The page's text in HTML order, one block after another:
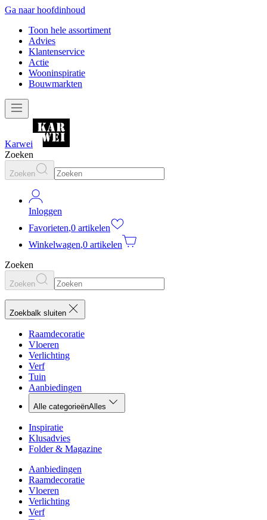
Ga naar hoofdinhoud
Toon hele assortiment
Advies
Klantenservice
Actie
Wooninspiratie
Bouwmarkten
Karwei
Zoeken
Zoeken
Inloggen
Favorieten,0 artikelen
Winkelwagen,0 artikelen
Zoeken
Zoeken
Zoekbalk sluiten
Raamdecoratie
Vloeren
Verlichting
Verf
Tuin
Aanbiedingen
Alle categorieënAlles
Inspiratie
Klusadvies
Folder & Magazine
Aanbiedingen
Raamdecoratie
Vloeren
Verlichting
Verf